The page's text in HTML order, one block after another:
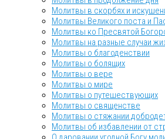
Молитвы в скорбях и
Молитвы Великого поста и
Молитвы ко Пресвятой
Молитвы на разные случаи
Молитвы о благоденствии
Молитвы о болящих
Молитвы о вере
Молитвы о мире
Молитвы о путешествующих
Молитвы о священстве
Молитвы о стяжании
Молитвы об избавлении от